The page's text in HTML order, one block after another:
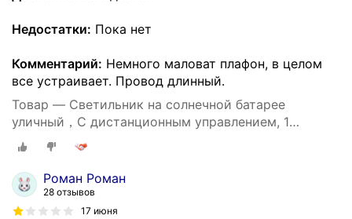
Недостатки: Пока нет
Комментарий: Немного маловат плафон, в целом
все устраивает. Провод длинный.
Товар — Светильник на солнечной батарее
уличный，С дистанционным управлением, 1
лампочка
Роман Роман
28 отзывов
17 июня